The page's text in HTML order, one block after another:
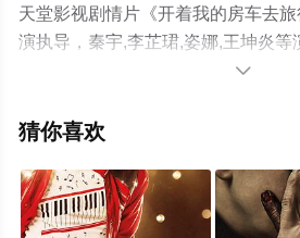
天堂影视剧情片《开着我的房车去
演执导，秦宇,李芷珺,姿娜,王坤炎等
陆电影，手机免费观看高清未删减
情网等平台了解。

猜你喜欢